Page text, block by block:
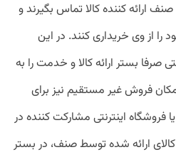
ارائه کننده کالا تماس بگیرند و
را از وی خریداری کنند. در این
صرفا بستر ارائه کالا و خدمت را به
فروش غیر مستقیم نیز برای
فروشگاه اینترنتی مشارکت کننده در
ارائه شده توسط صنف، در بستر